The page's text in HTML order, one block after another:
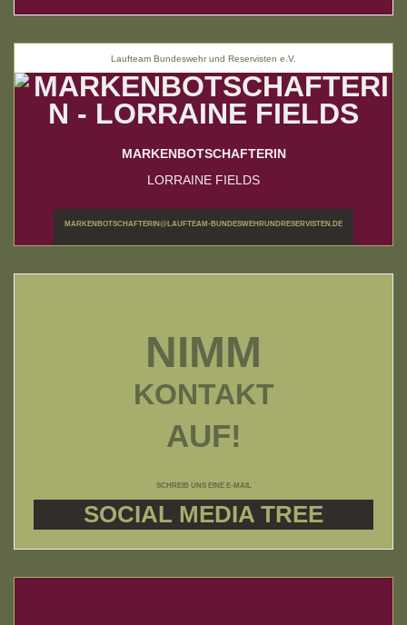
Laufteam Bundeswehr und Reservisten e.V.
MARKENBOTSCHAFTERIN
LORRAINE FIELDS
MARKENBOTSCHAFTERIN@LAUFTEAM-BUNDESWEHRUNDRESERVISTEN.DE
NIMM
KONTAKT
AUF!
SCHREIB UNS EINE E-MAIL
SOCIAL MEDIA TREE